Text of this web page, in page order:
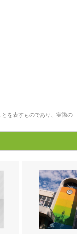
を表すものであり、実際の